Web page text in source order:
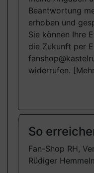
Beantwortung
erhoben und
Sie können Ihre
die Zukunft per
widerrufen.
So
Fan-Shop RH,
Rüdiger